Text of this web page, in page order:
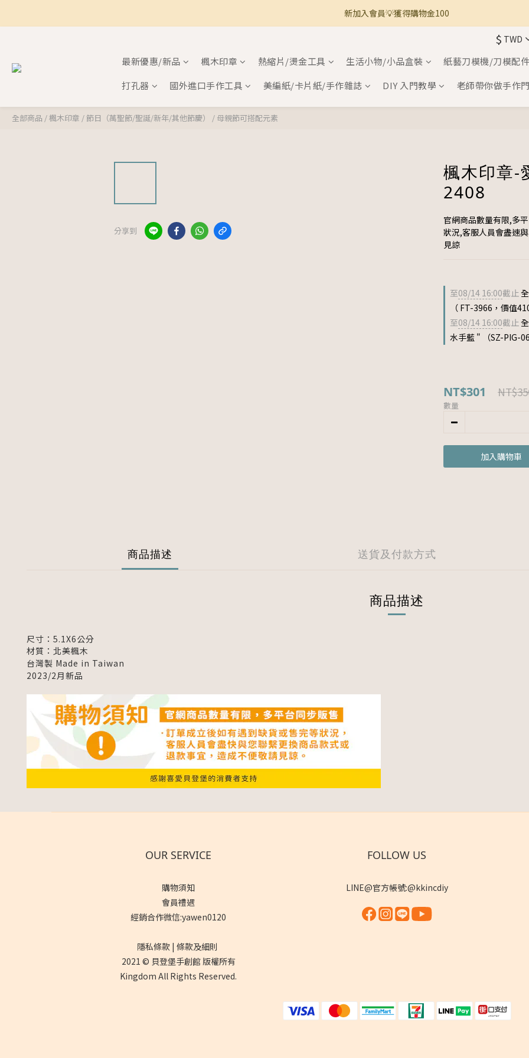
🚚 全館滿800免運 🚚
新加入會員💡獲得購物金100
$ TWD
最新優惠/新品 楓木印章 熱縮片/燙金工具 生活小物/小品盒裝
紙藝刀模機/刀模配件
打孔器
國外進口手作工具 美編紙/卡片紙/手作雜誌 DIY 入門教學 老師帶你做手作
全部商品 /楓木印章 / 節日（萬聖節/聖誕/新年/其他節慶） / 母親節可搭配元素
分享到
楓木印章-
2408
官網商品數量有限,多
狀況,客服人員會盡速
見諒
至08/14 16:00截止
（ FT-3966，價值
至08/14 16:00截止
水手藍 " （SZ-PIG-
NT$301
數量
加入購物車
商品描述 送貨及付款方式
商品描述
尺寸：5.1X6公分
材質：北美楓木
台灣製 Made in Taiwan
2023/2月新品
OUR SERVICE
購物須知
會員禮遇
經銷合作微信:yawen0120
隱私條款 | 條款及細則
2021 © 貝登堡手創館 版權所有
Kingdom All Rights Reserved.
FOLLOW US
LINE@官方帳號:@kkincdiy